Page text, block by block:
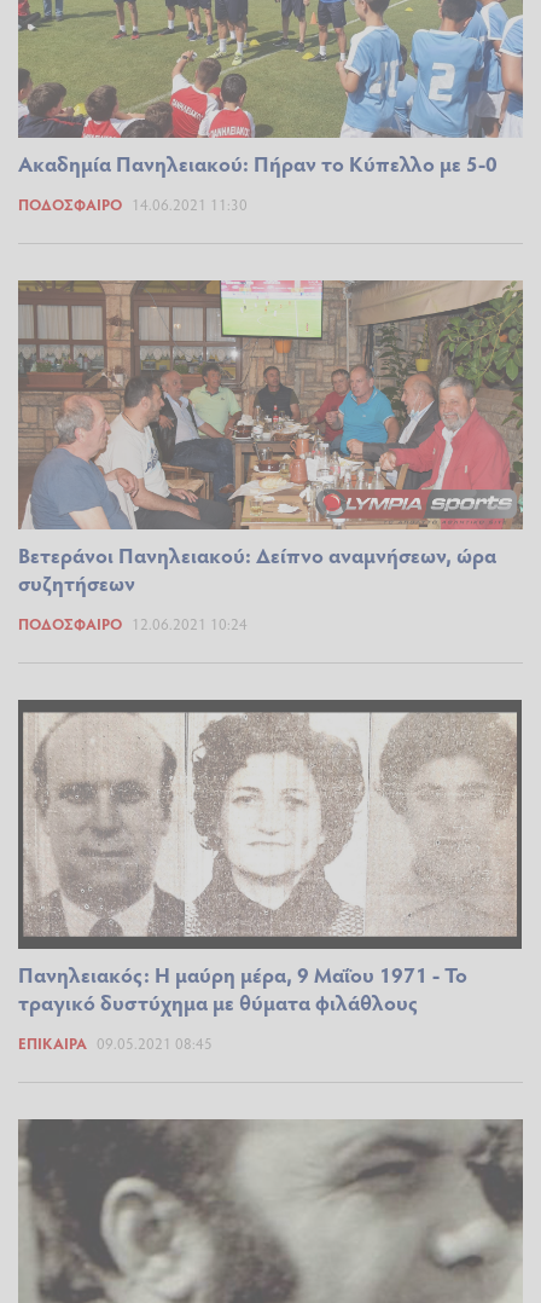
Ακαδημία Πανηλειακού: Πήραν το Κύπελλο με 5-0
ΠΟΔΌΣΦΑΙΡΟ 14.06.2021 11:30
Βετεράνοι Πανηλειακού: Δείπνο αναμνήσεων, ώρα
συζητήσεων
ΠΟΔΌΣΦΑΙΡΟ 12.06.2021 10:24
Πανηλειακός: Η μαύρη μέρα, 9 Μαΐου 1971 - Το
τραγικό δυστύχημα με θύματα φιλάθλους
ΕΠΊΚΑΙΡΑ 09.05.2021 08:45